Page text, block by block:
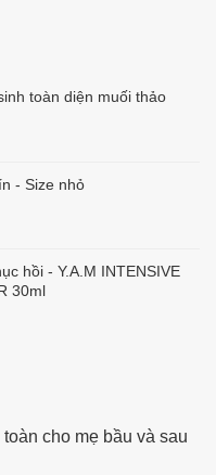
toàn diện muối thảo
- Size nhỏ
hồi - Y.A.M INTENSIVE
30ml
cho mẹ bầu và sau